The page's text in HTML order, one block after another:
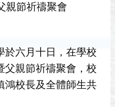
親節祈禱聚會
六月十日，在學校
父親節祈禱聚會，校
鴻校長及全體師生共